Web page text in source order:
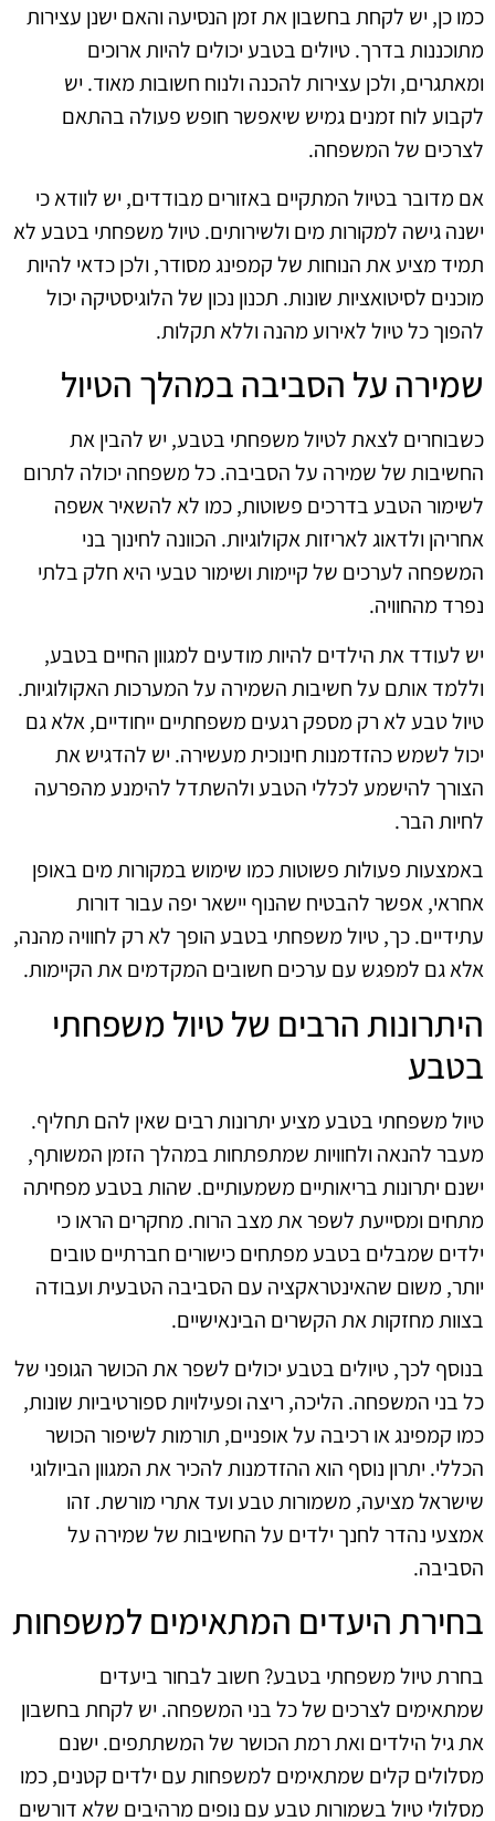
כמו כן, יש לקחת בחשבון את זמן הנסיעה והאם ישנן עצירות
מתוכננות בדרך. טיולים בטבע יכולים להיות ארוכים
ומאתגרים, ולכן עצירות להכנה ולנוח חשובות מאוד. יש
לקבוע לוח זמנים גמיש שיאפשר חופש פעולה בהתאם
לצרכים של המשפחה.
אם מדובר בטיול המתקיים באזורים מבודדים, יש לוודא כי
ישנה גישה למקורות מים ולשירותים. טיול משפחתי בטבע לא
תמיד מציע את הנוחות של קמפינג מסודר, ולכן כדאי להיות
מוכנים לסיטואציות שונות. תכנון נכון של הלוגיסטיקה יכול
להפוך כל טיול לאירוע מהנה וללא תקלות.
שמירה על הסביבה במהלך הטיול
כשבוחרים לצאת לטיול משפחתי בטבע, יש להבין את
החשיבות של שמירה על הסביבה. כל משפחה יכולה לתרום
לשימור הטבע בדרכים פשוטות, כמו לא להשאיר אשפה
אחריהן ולדאוג לאריזות אקולוגיות. הכוונה לחינוך בני
המשפחה לערכים של קיימות ושימור טבעי היא חלק בלתי
נפרד מהחוויה.
יש לעודד את הילדים להיות מודעים למגוון החיים בטבע,
וללמד אותם על חשיבות השמירה על המערכות האקולוגיות.
טיול טבע לא רק מספק רגעים משפחתיים ייחודיים, אלא גם
יכול לשמש כהזדמנות חינוכית מעשירה. יש להדגיש את
הצורך להישמע לכללי הטבע ולהשתדל להימנע מהפרעה
לחיות הבר.
באמצעות פעולות פשוטות כמו שימוש במקורות מים באופן
אחראי, אפשר להבטיח שהנוף יישאר יפה עבור דורות
עתידיים. כך, טיול משפחתי בטבע הופך לא רק לחוויה מהנה,
אלא גם למפגש עם ערכים חשובים המקדמים את הקיימות.
היתרונות הרבים של טיול משפחתי
בטבע
טיול משפחתי בטבע מציע יתרונות רבים שאין להם תחליף.
מעבר להנאה ולחוויות שמתפתחות במהלך הזמן המשותף,
ישנם יתרונות בריאותיים משמעותיים. שהות בטבע מפחיתה
מתחים ומסייעת לשפר את מצב הרוח. מחקרים הראו כי
ילדים שמבלים בטבע מפתחים כישורים חברתיים טובים
יותר, משום שהאינטראקציה עם הסביבה הטבעית ועבודה
בצוות מחזקות את הקשרים הבינאישיים.
בנוסף לכך, טיולים בטבע יכולים לשפר את הכושר הגופני של
כל בני המשפחה. הליכה, ריצה ופעילויות ספורטיביות שונות,
כמו קמפינג או רכיבה על אופניים, תורמות לשיפור הכושר
הכללי. יתרון נוסף הוא ההזדמנות להכיר את המגוון הביולוגי
שישראל מציעה, משמורות טבע ועד אתרי מורשת. זהו
אמצעי נהדר לחנך ילדים על החשיבות של שמירה על
הסביבה.
בחירת היעדים המתאימים למשפחות
בחרת טיול משפחתי בטבע? חשוב לבחור ביעדים
שמתאימים לצרכים של כל בני המשפחה. יש לקחת בחשבון
את גיל הילדים ואת רמת הכושר של המשתתפים. ישנם
מסלולים קלים שמתאימים למשפחות עם ילדים קטנים, כמו
מסלולי טיול בשמורות טבע עם נופים מרהיבים שלא דורשים